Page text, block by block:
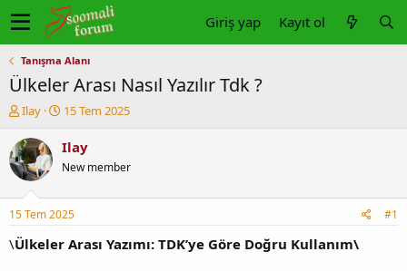
Giriş yap Kayıt ol
Tanışma Alanı
Ülkeler Arası Nasıl Yazılır Tdk ?
K
n
u
y
b
a
ş
Ilay
B
ş
a
g
ı
ç
15 Tem 2025
Ilay
New member
15 Tem 2025 #1
\Ülkeler Arası Yazımı: TDK’ye Göre Doğru Kullanım\